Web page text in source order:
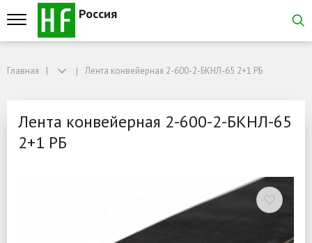
Россия
Лента конвейерная 2-600-2-БКНЛ-65 2+1 РБ
Главная Лента конвейерная 2-600-2-БКНЛ-65 2+1 РБ
Лента конвейерная 2-600-2-БКНЛ-65
2+1 РБ